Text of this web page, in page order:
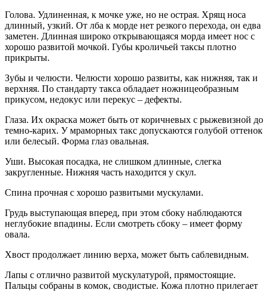
Голова. Удлиненная, к мочке уже, но не острая. Хрящ носа
длинный, узкий. От лба к морде нет резкого перехода, он едва
заметен. Длинная широко открывающаяся морда имеет нос с
хорошо развитой мочкой. Губы кроличьей таксы плотно
прикрыты.
Зубы и челюсти. Челюсти хорошо развиты, как нижняя, так и
верхняя. По стандарту такса обладает ножницеобразным
прикусом, недокус или перекус – дефекты.
Глаза. Их окраска может быть от коричневых с рыжевизной до
темно-карих. У мраморных такс допускаются голубой оттенок
или белесый. Форма глаз овальная.
Уши. Высокая посадка, не слишком длинные, слегка
закругленные. Нижняя часть находится у скул.
Спина прочная с хорошо развитыми мускулами.
Грудь выступающая вперед, при этом сбоку наблюдаются
неглубокие впадины. Если смотреть сбоку – имеет форму
овала.
Хвост продолжает линию верха, может быть саблевидным.
Лапы с отлично развитой мускулатурой, прямостоящие.
Пальцы собраны в комок, сводистые. Кожа плотно прилегает